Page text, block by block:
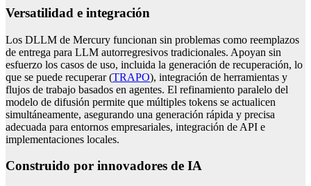
Versatilidad e integración
Los DLLM de Mercury funcionan sin problemas como reemplazos
de entrega para LLM autorregresivos tradicionales. Apoyan sin
esfuerzo los casos de uso, incluida la generación de recuperación, lo
que se puede recuperar (TRAPO), integración de herramientas y
flujos de trabajo basados ​​en agentes. El refinamiento paralelo del
modelo de difusión permite que múltiples tokens se actualicen
simultáneamente, asegurando una generación rápida y precisa
adecuada para entornos empresariales, integración de API e
implementaciones locales.
Construido por innovadores de IA